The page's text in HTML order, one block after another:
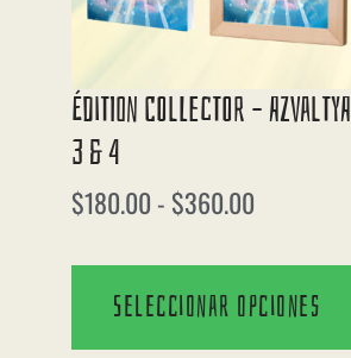
Édition Collector – Azvaltya
3 & 4
$180.00 - $360.00
Seleccionar opciones